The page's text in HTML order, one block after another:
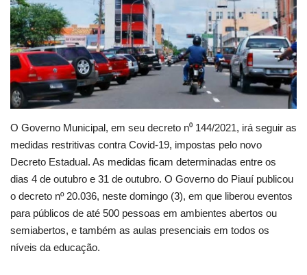
Webmail
Contato
O Governo Municipal, em seu decreto n⁰ 144/2021, irá seguir as
medidas restritivas contra Covid-19, impostas pelo novo
Decreto Estadual. As medidas ficam determinadas entre os
dias 4 de outubro e 31 de outubro. O Governo do Piauí publicou
o decreto nº 20.036, neste domingo (3), em que liberou eventos
para públicos de até 500 pessoas em ambientes abertos ou
semiabertos, e também as aulas presenciais em todos os
níveis da educação.